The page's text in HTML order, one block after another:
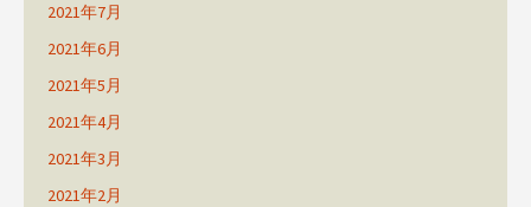
2021年7月
2021年6月
2021年5月
2021年4月
2021年3月
2021年2月